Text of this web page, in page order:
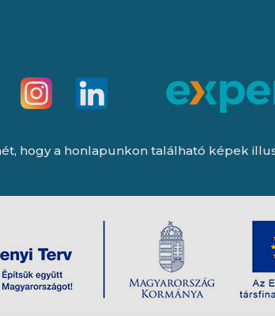
hogy a honlapunkon található képek